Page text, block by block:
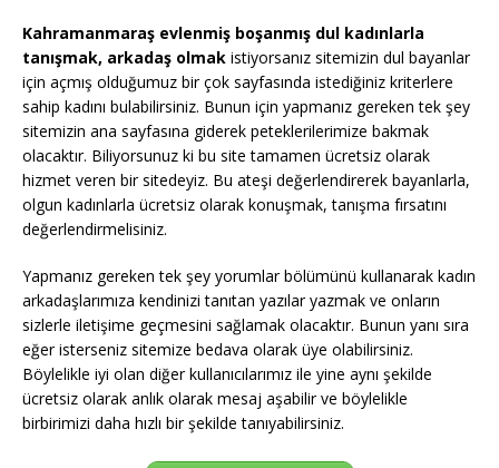
Kahramanmaraş evlenmiş boşanmış dul kadınlarla
tanışmak, arkadaş olmak istiyorsanız sitemizin dul bayanlar
için açmış olduğumuz bir çok sayfasında istediğiniz kriterlere
sahip kadını bulabilirsiniz. Bunun için yapmanız gereken tek şey
sitemizin ana sayfasına giderek peteklerilerimize bakmak
olacaktır. Biliyorsunuz ki bu site tamamen ücretsiz olarak
hizmet veren bir sitedeyiz. Bu ateşi değerlendirerek bayanlarla,
olgun kadınlarla ücretsiz olarak konuşmak, tanışma fırsatını
değerlendirmelisiniz.
Yapmanız gereken tek şey yorumlar bölümünü kullanarak kadın
arkadaşlarımıza kendinizi tanıtan yazılar yazmak ve onların
sizlerle iletişime geçmesini sağlamak olacaktır. Bunun yanı sıra
eğer isterseniz sitemize bedava olarak üye olabilirsiniz.
Böylelikle iyi olan diğer kullanıcılarımız ile yine aynı şekilde
ücretsiz olarak anlık olarak mesaj aşabilir ve böylelikle
birbirimizi daha hızlı bir şekilde tanıyabilirsiniz.